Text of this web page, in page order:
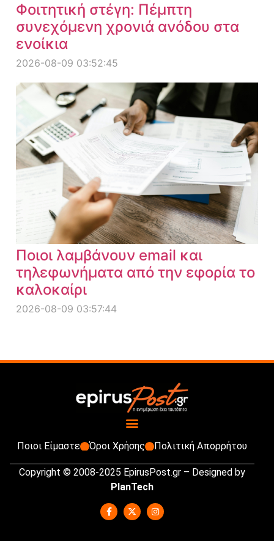
Φοιτητική στέγη: Πέμπτη
συνεχόμενη χρονιά ανόδου στα
ενοίκια
2026-08-09 03:52:45
Ποιοι λαμβάνουν email και
τηλεφωνήματα από την εφορία το
καλοκαίρι
2026-08-09 03:57:44
Ποιοι Είμαστε Όροι Χρήσης Πολιτική Απορρήτου
Copyright © 2008-2025 EpirusPost.gr – Designed by
PlanTech